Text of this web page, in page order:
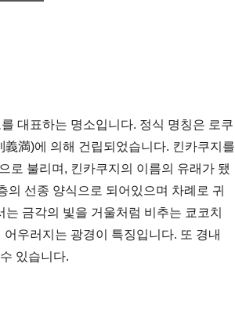
대표하는 명소입니다. 정식 명칭은 로쿠
満)에 의해 건립되었습니다. 킨카쿠지를
로 불리며, 킨카쿠지의 이름의 유래가 됐
의 선종 양식으로 되어있으며 차례로 귀
금각의 빛을 거울처럼 비추는 쿄코치
우러지는 광경이 특징입니다. 또 경내
있습니다.